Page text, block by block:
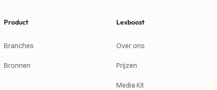
Product
Branches
Bronnen
Lexboost
Over ons
Prijzen
Media Kit